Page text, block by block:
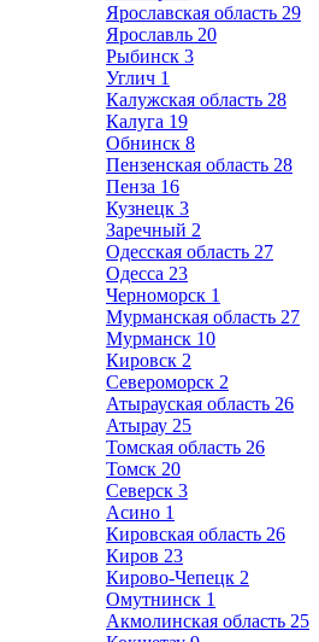
Ярославская область 29
Ярославль 20
Рыбинск 3
Углич 1
Калужская область 28
Калуга 19
Обнинск 8
Пензенская область 28
Пенза 16
Кузнецк 3
Заречный 2
Одесская область 27
Одесса 23
Черноморск 1
Мурманская область 27
Мурманск 10
Кировск 2
Североморск 2
Атырауская область 26
Атырау 25
Томская область 26
Томск 20
Северск 3
Асино 1
Кировская область 26
Киров 23
Кирово-Чепецк 2
Омутнинск 1
Акмолинская область 25